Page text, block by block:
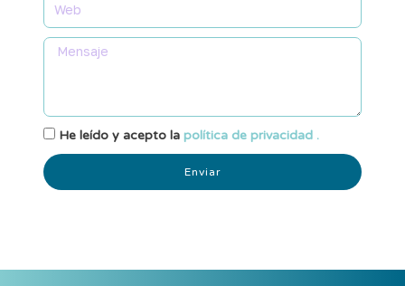
He leído y acepto la política de privacidad .
Enviar